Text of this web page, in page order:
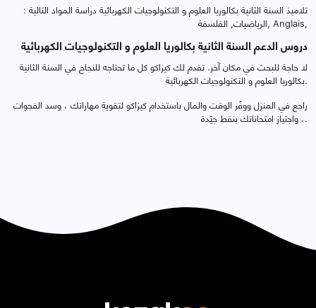
تلاميذ السنة الثانية بكالوريا العلوم و التكنولوجيات الكهربائية دراسة المواد التالية :
الرياضيات, الفلسفة, Anglais,
دروس الدعم السنة الثانية بكالوريا العلوم و التكنولوجيات الكهربائية
لا حاجة للبحث في مكان آخر. تقدم لك كيزاكو كل ما تحتاجه للنجاح في السنة الثانية
بكالوريا العلوم و التكنولوجيات الكهربائية.
راجع في المنزل ووفّر الوقت والمال باستخدام كيزاكو لتقوية مهاراتك ، وسد الفجوات
، واجتياز امتحاناتك بنقط جيّدة.